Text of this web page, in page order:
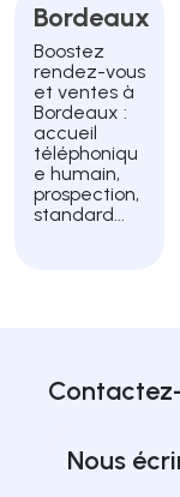
Bordeaux
Boostez
rendez-vous
et ventes à
Bordeaux :
accueil
téléphoniqu
e humain,
prospection,
standard...
Nous